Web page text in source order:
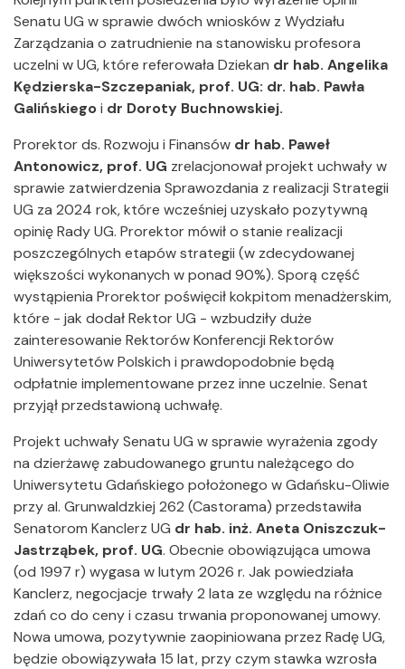
Senatu UG w sprawie dwóch wniosków z Wydziału
Zarządzania o zatrudnienie na stanowisku profesora
uczelni w UG, które referowała Dziekan dr hab. Angelika
Kędzierska-Szczepaniak, prof. UG: dr. hab. Pawła
Galińskiegoi dr Doroty Buchnowskiej.
Prorektor ds. Rozwoju i Finansów dr hab. Paweł
Antonowicz, prof. UG zrelacjonował projekt uchwały w
sprawie zatwierdzenia Sprawozdania z realizacji Strategii
UG za 2024 rok, które wcześniej uzyskało pozytywną
opinię Rady UG. Prorektor mówił o stanie realizacji
poszczególnych etapów strategii (w zdecydowanej
większości wykonanych w ponad 90%). Sporą część
wystąpienia Prorektor poświęcił kokpitom menadżerskim,
które - jak dodał Rektor UG - wzbudziły duże
zainteresowanie Rektorów Konferencji Rektorów
Uniwersytetów Polskich i prawdopodobnie będą
odpłatnie implementowane przez inne uczelnie. Senat
przyjął przedstawioną uchwałę.
Projekt uchwały Senatu UG w sprawie wyrażenia zgody
na dzierżawę zabudowanego gruntu należącego do
Uniwersytetu Gdańskiego położonego w Gdańsku-Oliwie
przy al. Grunwaldzkiej 262 (Castorama) przedstawiła
Senatorom Kanclerz UG dr hab. inż. Aneta Oniszczuk-
Jastrząbek, prof. UG. Obecnie obowiązująca umowa
(od 1997 r) wygasa w lutym 2026 r. Jak powiedziała
Kanclerz, negocjacje trwały 2 lata ze względu na różnice
zdań co do ceny i czasu trwania proponowanej umowy.
Nowa umowa, pozytywnie zaopiniowana przez Radę UG,
będzie obowiązywała 15 lat, przy czym stawka wzrosła